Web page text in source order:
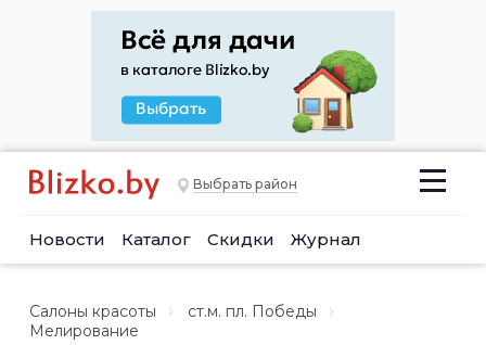
Выбрать район
Новости Каталог Скидки Журнал
Салоны красоты
ст.м. пл. Победы
Мелирование